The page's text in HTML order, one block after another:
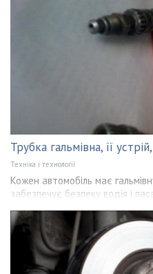
Трубка гальмівна, її
Техніка і технології
Кожен автомобіль має
забезпечує безпеку водія і